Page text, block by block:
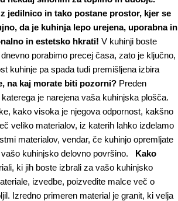
jedilnico in tako postane prostor, kjer se
da je kuhinja lepo urejena, uporabna in
in estetsko hkrati! V kuhinji boste
porabimo precej časa, zato je ključno,
kuhinje pa spada tudi premišljena izbira
na kaj morate biti pozorni? Preden
je narejena vaša kuhinjska plošča.
kako visoka je njegova odpornost, kakšno
veliko materialov, iz katerih lahko izdelamo
materialov, vendar, če kuhinjo opremljate
kuhinjsko delovno površino.
Kako
ki jih boste izbrali za vašo kuhinjsko
izvedbe, poizvedite malce več o
Izredno primeren material je granit, ki velja